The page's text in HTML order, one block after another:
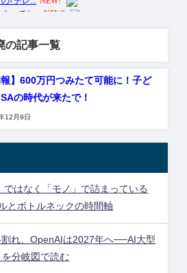
の記事一覧
報】600万円つみたて可能に！子ど
の時代が来たで！
12月9日
はなく「モノ」で詰まっている
とボトルネックの時間軸
れ、OpenAIは2027年へ──AI大型
分岐図で読む